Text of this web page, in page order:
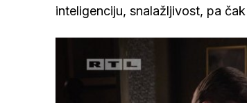
inteligenciju, snalažljivost, pa